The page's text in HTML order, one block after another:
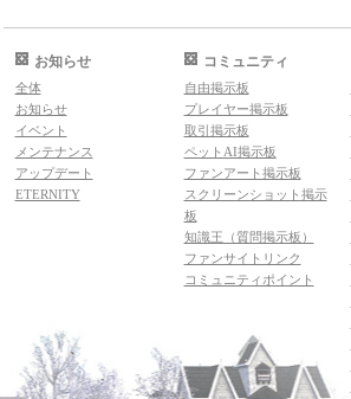
お知らせ
全体
お知らせ
イベント
メンテナンス
アップデート
ETERNITY
コミュニティ
自由掲示板
プレイヤー掲示板
取引掲示板
ペットAI掲示板
ファンアート掲示板
スクリーンショット掲示
板
知識王（質問掲示板）
ファンサイトリンク
コミュニティポイント